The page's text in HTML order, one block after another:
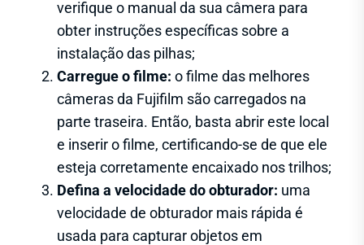
verifique o manual da sua câmera para
obter instruções específicas sobre a
instalação das pilhas;
Carregue o filme: o filme das melhores
câmeras da Fujifilm são carregados na
parte traseira. Então, basta abrir este local
e inserir o filme, certificando-se de que ele
esteja corretamente encaixado nos trilhos;
Defina a velocidade do obturador: uma
velocidade de obturador mais rápida é
usada para capturar objetos em